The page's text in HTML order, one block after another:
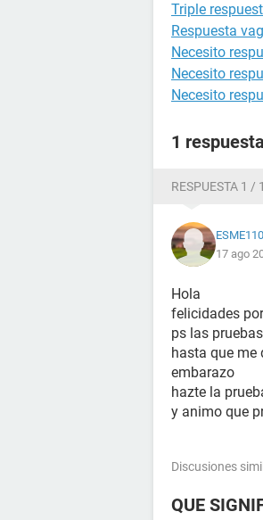
Triple
Respuesta
Necesito
Necesito
Necesito
1 respuesta
RESPUESTA 1 / 1
17 ago
Hola
felicidades
ps las
hasta que me
embarazo
hazte la
y animo que
Discusiones
QUE